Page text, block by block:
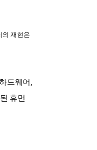
의 재현은
드웨어 ,
휴먼